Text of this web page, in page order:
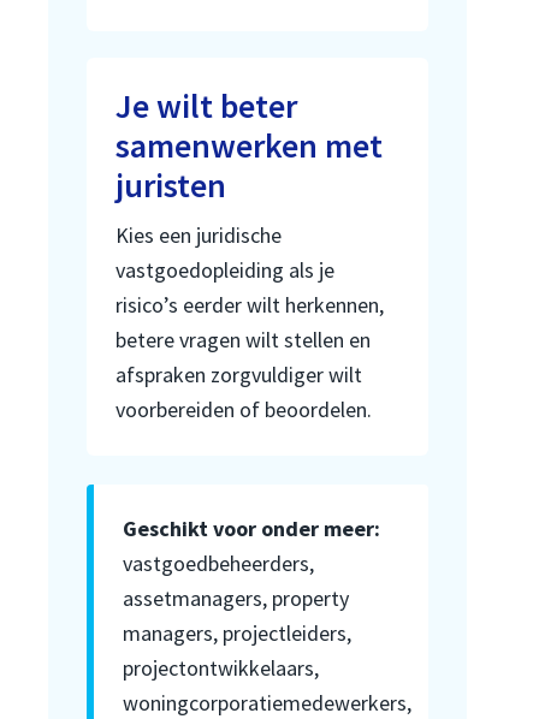
Je wilt beter
samenwerken met
juristen
Kies een juridische
vastgoedopleiding als je
risico’s eerder wilt herkennen,
betere vragen wilt stellen en
afspraken zorgvuldiger wilt
voorbereiden of beoordelen.
Geschikt voor onder meer:
vastgoedbeheerders,
assetmanagers, property
managers, projectleiders,
projectontwikkelaars,
woningcorporatiemedewerkers,